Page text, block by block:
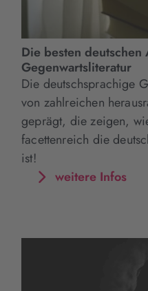
Die besten
Gegenwartsliteratur
Die deutschsprachige
von zahlreichen
geprägt, die zeigen,
facettenreich die
ist!
weitere Infos